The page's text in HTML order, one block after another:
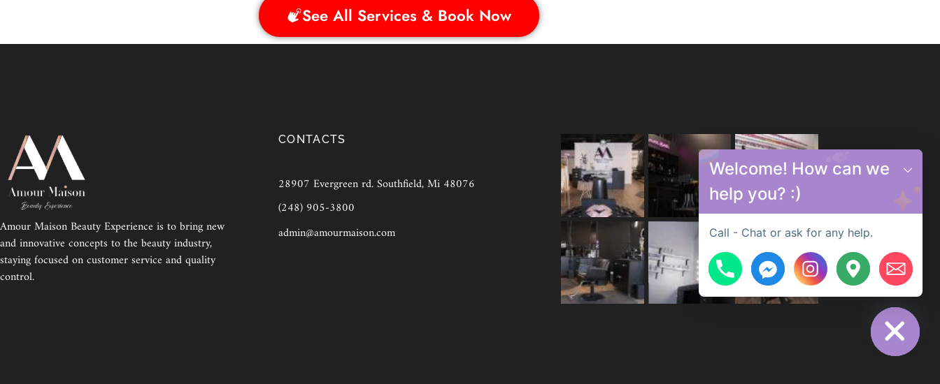
See All Services & Book Now
Amour Maison Beauty Experience is to bring new
and innovative concepts to the beauty industry,
staying focused on customer service and quality
control.
CONTACTS
28907 Evergreen rd. Southfield, Mi 48076
(248) 905-3800
admin@amourmaison.com
Hide chaty
Welcome! How can we
help you? :)
Call - Chat or ask for any help.